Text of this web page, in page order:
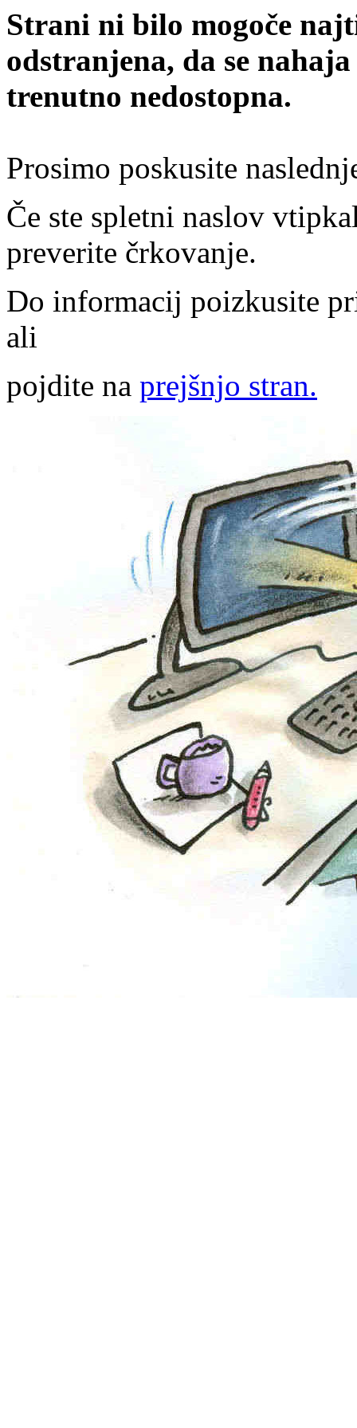
Strani ni bilo mogoče
odstranjena, da se
trenutno nedostopna.
Prosimo poskusite
Če ste spletni naslov
preverite črkovanje.
Do informacij poizkusite
ali
pojdite na prejšnjo stran.